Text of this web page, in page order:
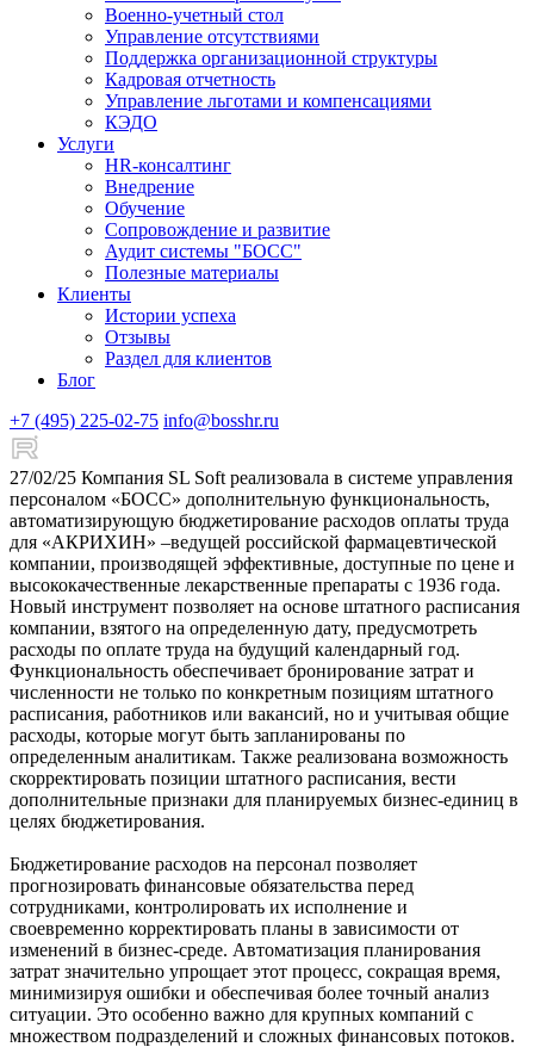
Военно-учетный стол
Управление отсутствиями
Поддержка организационной структуры
Кадровая отчетность
Управление льготами и компенсациями
КЭДО
Услуги
HR-консалтинг
Внедрение
Обучение
Сопровождение и развитие
Аудит системы "БОСС"
Полезные материалы
Клиенты
Истории успеха
Отзывы
Раздел для клиентов
Блог
+7 (495) 225-02-75 info@bosshr.ru
27/02/25 Компания SL Soft реализовала в системе управления
персоналом «БОСС» дополнительную функциональность,
автоматизирующую бюджетирование расходов оплаты труда
для «АКРИХИН» –ведущей российской фармацевтической
компании, производящей эффективные, доступные по цене и
высококачественные лекарственные препараты с 1936 года.
Новый инструмент позволяет на основе штатного расписания
компании, взятого на определенную дату, предусмотреть
расходы по оплате труда на будущий календарный год.
Функциональность обеспечивает бронирование затрат и
численности не только по конкретным позициям штатного
расписания, работников или вакансий, но и учитывая общие
расходы, которые могут быть запланированы по
определенным аналитикам. Также реализована возможность
скорректировать позиции штатного расписания, вести
дополнительные признаки для планируемых бизнес-единиц в
целях бюджетирования.
Бюджетирование расходов на персонал позволяет
прогнозировать финансовые обязательства перед
сотрудниками, контролировать их исполнение и
своевременно корректировать планы в зависимости от
изменений в бизнес-среде. Автоматизация планирования
затрат значительно упрощает этот процесс, сокращая время,
минимизируя ошибки и обеспечивая более точный анализ
ситуации. Это особенно важно для крупных компаний с
множеством подразделений и сложных финансовых потоков.